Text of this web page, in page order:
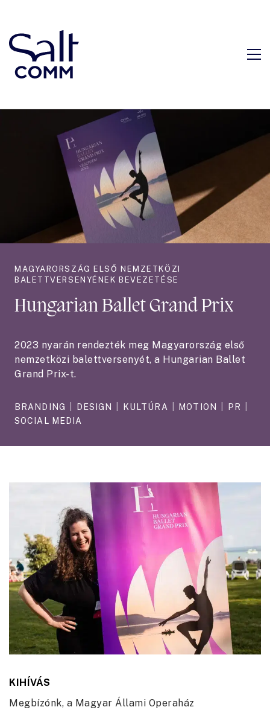
MAGYARORSZÁG ELSŐ NEMZETKÖZI
BALETTVERSENYÉNEK BEVEZETÉSE
Hungarian Ballet Grand Prix
2023 nyarán rendezték meg Magyarország első
nemzetközi balettversenyét, a Hungarian Ballet
Grand Prix-t.
BRANDING DESIGN KULTÚRA MOTION PR
SOCIAL MEDIA
KIHÍVÁS
Megbízónk, a Magyar Állami Operaház